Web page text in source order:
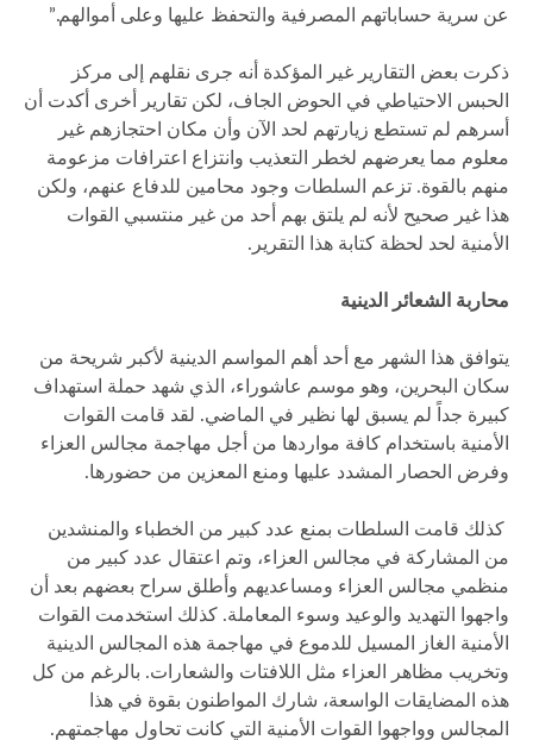
عن سرية حساباتهم المصرفية والتحفظ عليها وعلى أموالهم.”
ذكرت بعض التقارير غير المؤكدة أنه جرى نقلهم إلى مركز
الحبس الاحتياطي في الحوض الجاف، لكن تقارير أخرى أكدت أن
أسرهم لم تستطع زيارتهم لحد الآن وأن مكان احتجازهم غير
معلوم مما يعرضهم لخطر التعذيب وانتزاع اعترافات مزعومة
منهم بالقوة. تزعم السلطات وجود محامين للدفاع عنهم، ولكن
هذا غير صحيح لأنه لم يلتق بهم أحد من غير منتسبي القوات
الأمنية لحد لحظة كتابة هذا التقرير.
محاربة الشعائر الدينية
يتوافق هذا الشهر مع أحد أهم المواسم الدينية لأكبر شريحة من
سكان البحرين، وهو موسم عاشوراء، الذي شهد حملة استهداف
كبيرة جداً لم يسبق لها نظير في الماضي. لقد قامت القوات
الأمنية باستخدام كافة مواردها من أجل مهاجمة مجالس العزاء
وفرض الحصار المشدد عليها ومنع المعزين من حضورها.
كذلك قامت السلطات بمنع عدد كبير من الخطباء والمنشدين
من المشاركة في مجالس العزاء، وتم اعتقال عدد كبير من
منظمي مجالس العزاء ومساعديهم وأطلق سراح بعضهم بعد أن
واجهوا التهديد والوعيد وسوء المعاملة. كذلك استخدمت القوات
الأمنية الغاز المسيل للدموع في مهاجمة هذه المجالس الدينية
وتخريب مظاهر العزاء مثل اللافتات والشعارات. بالرغم من كل
هذه المضايقات الواسعة، شارك المواطنون بقوة في هذا
المجالس وواجهوا القوات الأمنية التي كانت تحاول مهاجمتهم.